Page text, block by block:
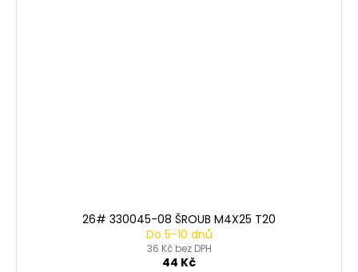
26# 330045-08 ŠROUB M4X25 T20
Do 5-10 dnů
36 Kč bez DPH
44 Kč